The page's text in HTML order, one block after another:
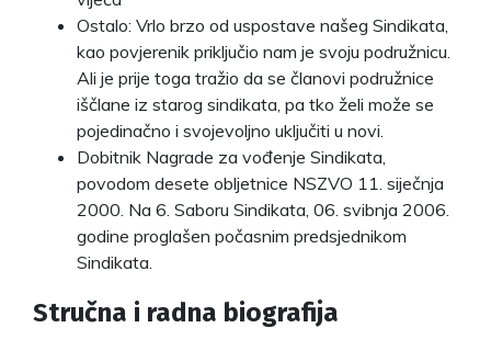
Ostalo: Vrlo brzo od uspostave našeg Sindikata,
kao povjerenik priključio nam je svoju podružnicu.
Ali je prije toga tražio da se članovi podružnice
iščlane iz starog sindikata, pa tko želi može se
pojedinačno i svojevoljno uključiti u novi.
Dobitnik Nagrade za vođenje Sindikata,
povodom desete obljetnice NSZVO 11. siječnja
2000. Na 6. Saboru Sindikata, 06. svibnja 2006.
godine proglašen počasnim predsjednikom
Sindikata.
Stručna i radna biografija